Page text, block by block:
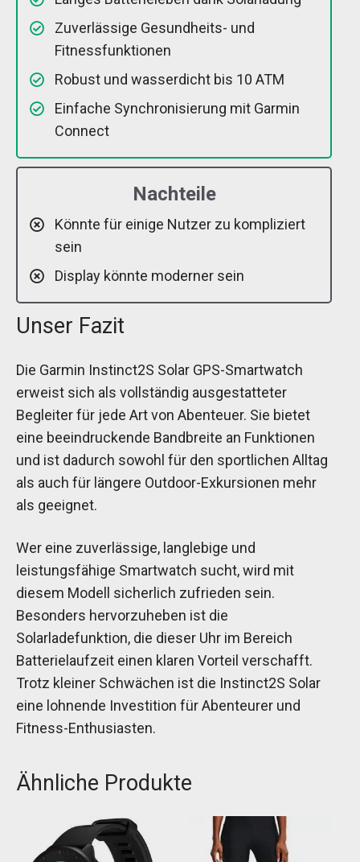
Zuverlässige Gesundheits- und
Fitnessfunktionen
Robust und wasserdicht bis 10 ATM
Einfache Synchronisierung mit Garmin
Connect
Nachteile
Könnte für einige Nutzer zu kompliziert
sein
Display könnte moderner sein
Unser Fazit
Die Garmin Instinct2S Solar GPS-Smartwatch
erweist sich als vollständig ausgestatteter
Begleiter für jede Art von Abenteuer. Sie bietet
eine beeindruckende Bandbreite an Funktionen
und ist dadurch sowohl für den sportlichen Alltag
als auch für längere Outdoor-Exkursionen mehr
als geeignet.
Wer eine zuverlässige, langlebige und
leistungsfähige Smartwatch sucht, wird mit
diesem Modell sicherlich zufrieden sein.
Besonders hervorzuheben ist die
Solarladefunktion, die dieser Uhr im Bereich
Batterielaufzeit einen klaren Vorteil verschafft.
Trotz kleiner Schwächen ist die Instinct2S Solar
eine lohnende Investition für Abenteurer und
Fitness-Enthusiasten.
Ähnliche Produkte